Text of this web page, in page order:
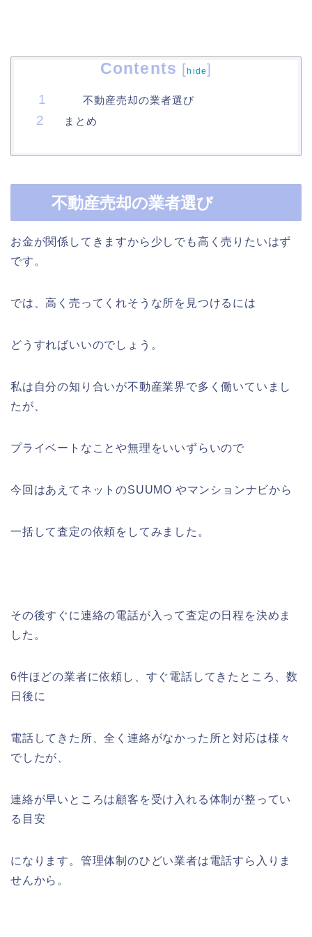
Contents [hide]
不動産売却の業者選び
まとめ
不動産売却の業者選び
お金が関係してきますから少しでも高く売りたいはず
です。
では、高く売ってくれそうな所を見つけるには
どうすればいいのでしょう。
私は自分の知り合いが不動産業界で多く働いていまし
たが、
プライベートなことや無理をいいずらいので
今回はあえてネットのSUUMO やマンションナビから
一括して査定の依頼をしてみました。
その後すぐに連絡の電話が入って査定の日程を決めま
した。
6件ほどの業者に依頼し、すぐ電話してきたところ、数
日後に
電話してきた所、全く連絡がなかった所と対応は様々
でしたが、
連絡が早いところは顧客を受け入れる体制が整ってい
る目安
になります。管理体制のひどい業者は電話すら入りま
せんから。